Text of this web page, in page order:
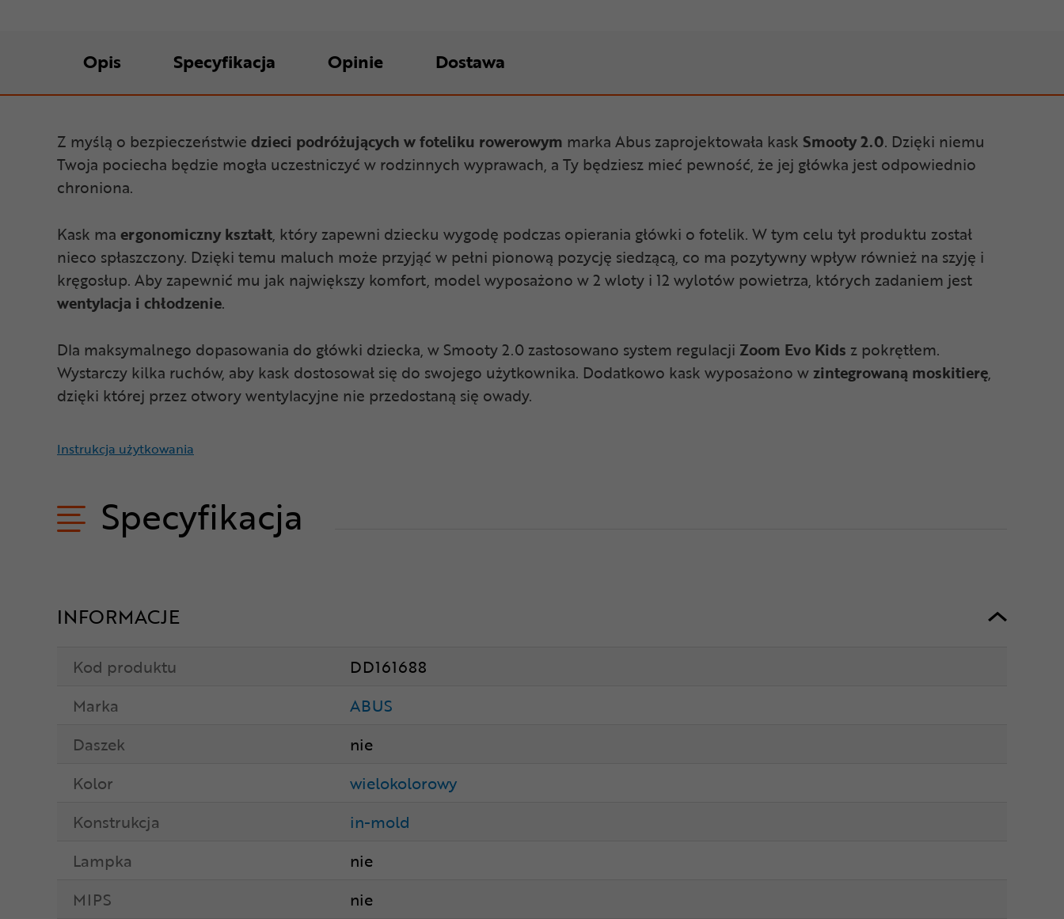
Opis Specyfikacja Opinie Dostawa
Z myślą o bezpieczeństwie dzieci podróżujących w foteliku rowerowym marka Abus zaprojektowała kask Smooty 2.0. Dzięki niemu
Twoja pociecha będzie mogła uczestniczyć w rodzinnych wyprawach, a Ty będziesz mieć pewność, że jej główka jest odpowiednio
chroniona.
Kask ma ergonomiczny kształt, który zapewni dziecku wygodę podczas opierania główki o fotelik. W tym celu tył produktu został
nieco spłaszczony. Dzięki temu maluch może przyjąć w pełni pionową pozycję siedzącą, co ma pozytywny wpływ również na szyję i
kręgosłup. Aby zapewnić mu jak największy komfort, model wyposażono w 2 wloty i 12 wylotów powietrza, których zadaniem jest
wentylacja i chłodzenie.
Dla maksymalnego dopasowania do główki dziecka, w Smooty 2.0 zastosowano system regulacji Zoom Evo Kids z pokrętłem.
Wystarczy kilka ruchów, aby kask dostosował się do swojego użytkownika. Dodatkowo kask wyposażono wzintegrowaną moskitierę,
dzięki której przez otwory wentylacyjne nie przedostaną się owady.
Instrukcja użytkowania
Specyfikacja
INFORMACJE
Kod produktu
DD161688
Marka
ABUS
Daszek
nie
Kolor
wielokolorowy
Konstrukcja
in-mold
Lampka
nie
MIPS
nie